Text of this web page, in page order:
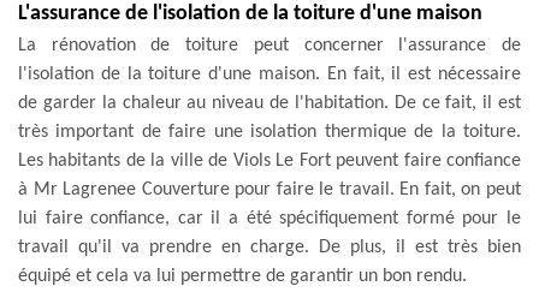
L'assurance de l'isolation de la toiture d'une maison
La rénovation de toiture peut concerner l'assurance de
l'isolation de la toiture d'une maison. En fait, il est nécessaire
de garder la chaleur au niveau de l'habitation. De ce fait, il est
très important de faire une isolation thermique de la toiture.
Les habitants de la ville de Viols Le Fort peuvent faire confiance
à Mr Lagrenee Couverture pour faire le travail. En fait, on peut
lui faire confiance, car il a été spécifiquement formé pour le
travail qu'il va prendre en charge. De plus, il est très bien
équipé et cela va lui permettre de garantir un bon rendu.